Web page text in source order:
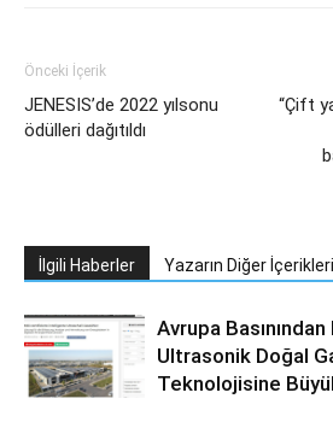
Önceki İçerik
JENESIS’de 2022 yılsonu
ödülleri dağıtıldı
“Çift
İlgili Haberler Yazarın Diğer İçerikleri
Avrupa Basınından
Ultrasonik Doğal
Teknolojisine